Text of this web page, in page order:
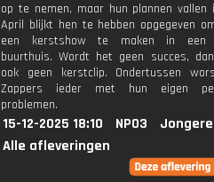
op te nemen, maar hun plannen vallen
April blijkt hen te hebben opgegeven
een kerstshow te maken in een
buurthuis. Wordt het geen succes,
ook geen kerstclip. Ondertussen
Zappers ieder met hun eigen
problemen.
15-12-2025 18:10 NPO3
Alle afleveringen